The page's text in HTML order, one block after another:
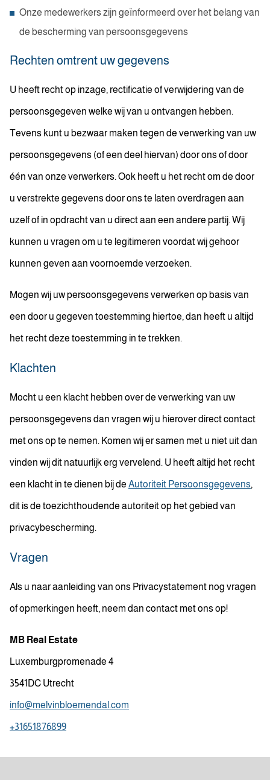
Onze medewerkers zijn geïnformeerd over het belang van
de bescherming van persoonsgegevens
Rechten omtrent uw gegevens
U heeft recht op inzage, rectificatie of verwijdering van de
persoonsgegeven welke wij van u ontvangen hebben.
Tevens kunt u bezwaar maken tegen de verwerking van uw
persoonsgegevens (of een deel hiervan) door ons of door
één van onze verwerkers. Ook heeft u het recht om de door
u verstrekte gegevens door ons te laten overdragen aan
uzelf of in opdracht van u direct aan een andere partij. Wij
kunnen u vragen om u te legitimeren voordat wij gehoor
kunnen geven aan voornoemde verzoeken.
Mogen wij uw persoonsgegevens verwerken op basis van
een door u gegeven toestemming hiertoe, dan heeft u altijd
het recht deze toestemming in te trekken.
Klachten
Mocht u een klacht hebben over de verwerking van uw
persoonsgegevens dan vragen wij u hierover direct contact
met ons op te nemen. Komen wij er samen met u niet uit dan
vinden wij dit natuurlijk erg vervelend. U heeft altijd het recht
een klacht in te dienen bij de Autoriteit Persoonsgegevens,
dit is de toezichthoudende autoriteit op het gebied van
privacybescherming.
Vragen
Als u naar aanleiding van ons Privacystatement nog vragen
of opmerkingen heeft, neem dan contact met ons op!
MB Real Estate
Luxemburgpromenade 4
3541DC Utrecht
info@melvinbloemendal.com
+31651876899